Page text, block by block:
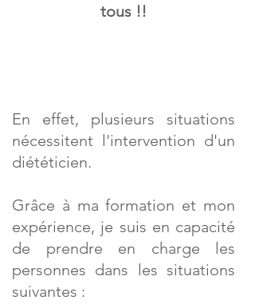
tous !!
En effet, plusieurs situations
nécessitent l'intervention d'un
diététicien.
Grâce à ma formation et mon
expérience, je suis en capacité
de prendre en charge les
personnes dans les situations
suivantes :